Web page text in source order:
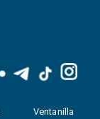
Ventanilla